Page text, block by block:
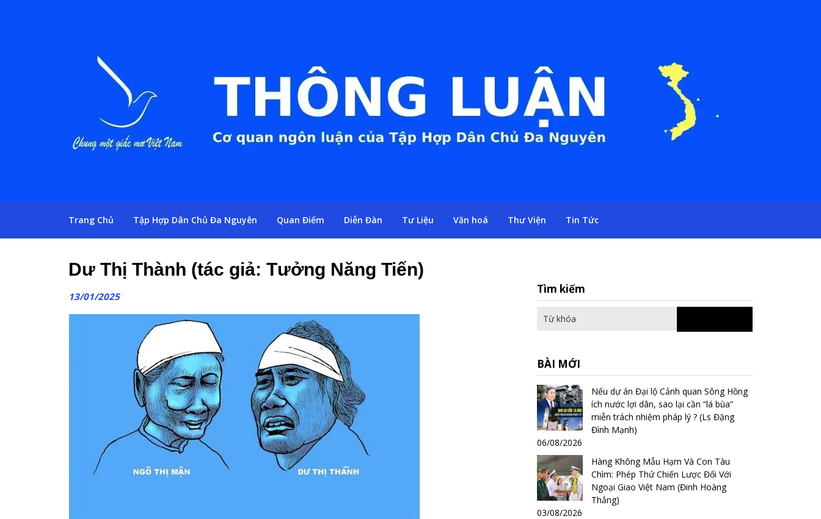
Trang Chủ Tập Hợp Dân Chủ Đa Nguyên Quan Điểm Diễn Đàn Tư Liệu Văn hoá Thư Viện Tin Tức
Dư Thị Thành (tác giả: Tưởng Năng Tiến)
13/01/2025
Tìm kiếm
for:
BÀI MỚI
Nếu dự án Đại lộ Cảnh quan Sông Hồng
ích nước lợi dân, sao lại cần “lá bùa”
miễn trách nhiệm pháp lý ? (Ls Đặng
Đình Mạnh)
06/08/2026
Hàng Không Mẫu Hạm Và Con Tàu
Chìm: Phép Thử Chiến Lược Đối Với
Ngoại Giao Việt Nam (Đinh Hoàng
Thắng)
03/08/2026